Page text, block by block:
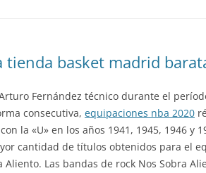
tienda basket madrid
Fernández técnico durante el
consecutiva, equipaciones nba 2020
la «U» en los años 1941, 1945, 1946 y
cantidad de títulos obtenidos para el
Aliento. Las bandas de rock Nos Sobra